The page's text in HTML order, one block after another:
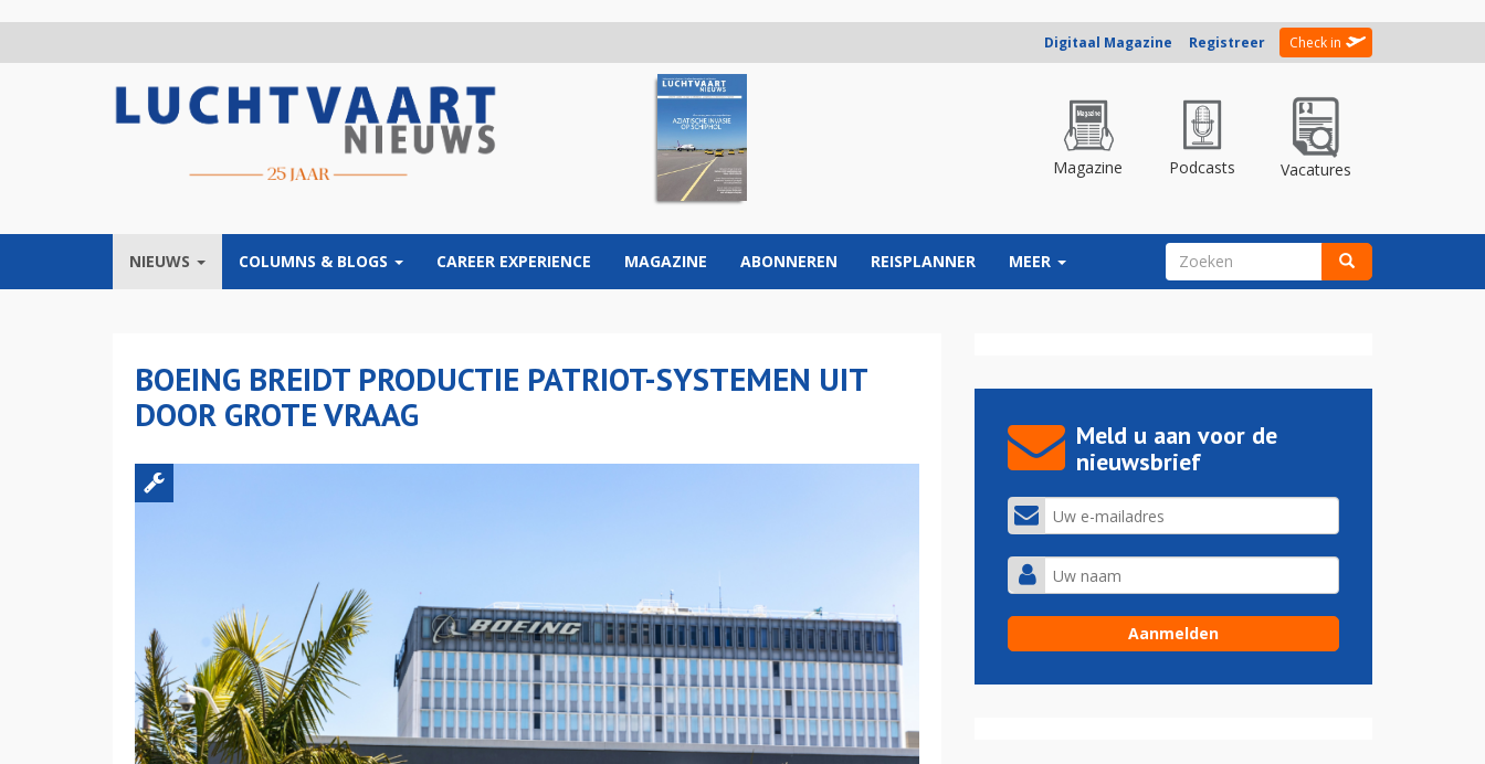
Digitaal Magazine Registreer Check in
Magazine Podcasts Vacatures
NIEUWS COLUMNS & BLOGS CAREER EXPERIENCE MAGAZINE ABONNEREN REISPLANNER MEER ZOEKVELD
BOEING BREIDT PRODUCTIE PATRIOT-SYSTEMEN UIT
DOOR GROTE VRAAG
Meld u aan voor de
nieuwsbrief